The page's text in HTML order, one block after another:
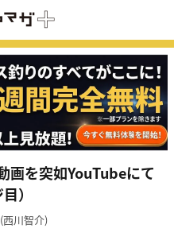
画を突如YouTubeにて
）
西川智介)